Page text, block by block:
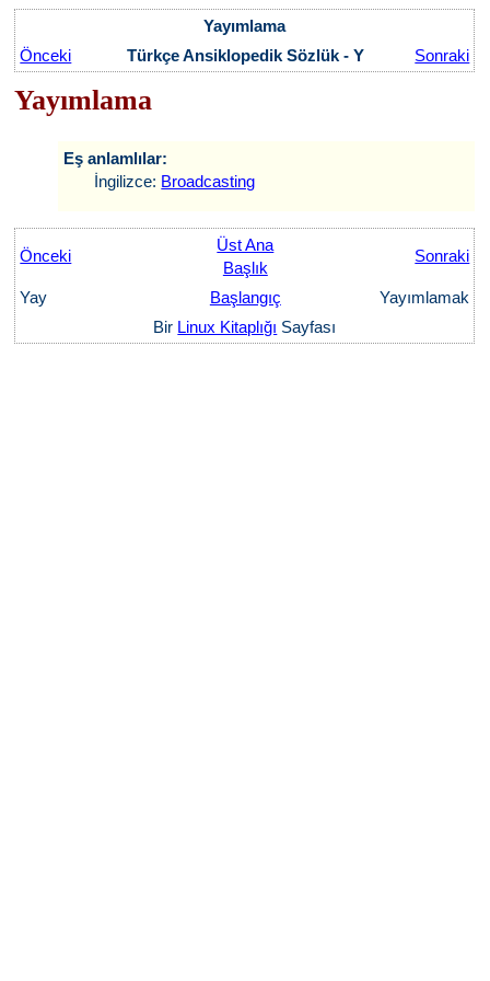
Yayımlama
Önceki
Türkçe Ansiklopedik Sözlük - Y Sonraki
Yayımlama
Eş anlamlılar:
İngilizce: Broadcasting
Önceki
Üst Ana
Başlık
Sonraki
Yay Başlangıç
Yayımlamak
Bir Linux Kitaplığı Sayfası